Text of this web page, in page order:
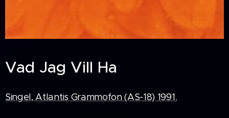
Vad Jag Vill Ha
Singel, Atlantis Grammofon (AS-18) 1991.